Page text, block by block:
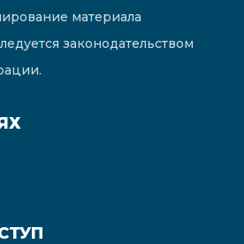
материала
законодательством